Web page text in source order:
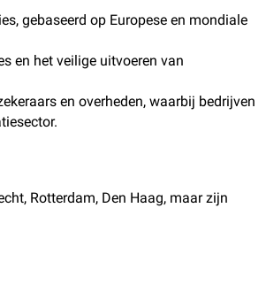
gebaseerd op Europese en mondiale
en het veilige uitvoeren van
en overheden, waarbij bedrijven
Rotterdam, Den Haag, maar zijn